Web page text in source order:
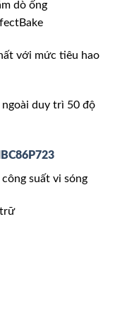
dò ống
với mức tiêu hao
duy trì 50 độ
suất vi sóng